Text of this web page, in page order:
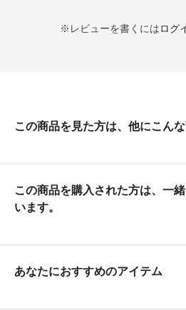
※レビューを書くにはログ
この商品を見た方は、他にこん
この商品を購入された方は、一
います。
あなたにおすすめのアイテム